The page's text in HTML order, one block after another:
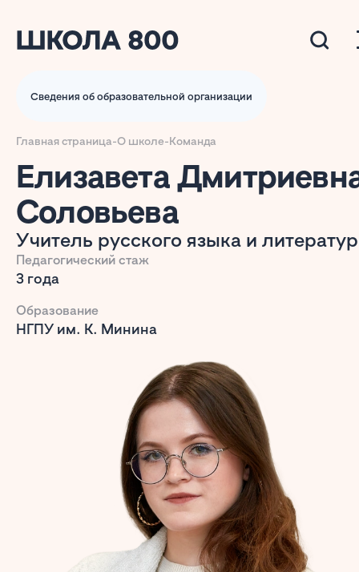
Сведения об образовательной организации
Главная страница-О школе-Команда
Елизавета
Соловьева
Учитель русского языка и
Педагогический стаж
3 года
Образование
НГПУ им. К. Минина